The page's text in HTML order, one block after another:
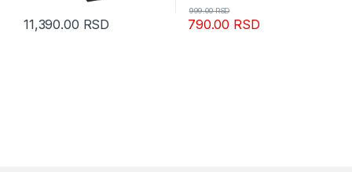
11,390.00 RSD 790.00 RSD
999.00RSD